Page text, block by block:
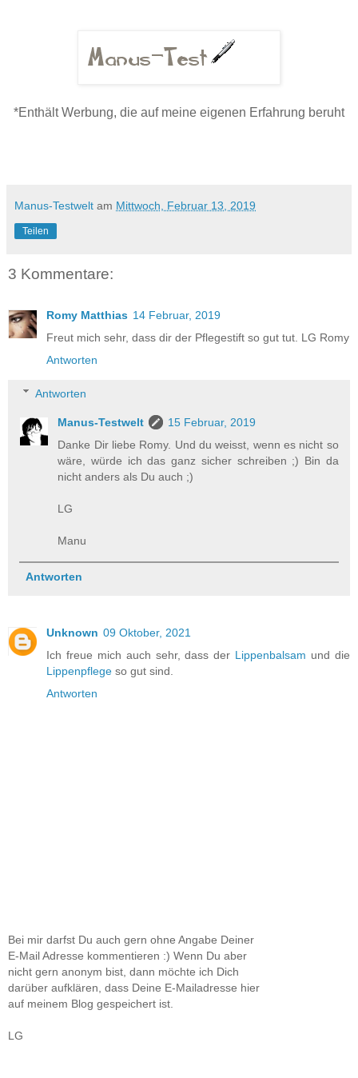
*Enthält Werbung, die auf meine eigenen Erfahrung beruht
Manus-Testwelt am Mittwoch, Februar 13, 2019
Teilen
3 Kommentare:
Romy Matthias 14 Februar, 2019
Freut mich sehr, dass dir der Pflegestift so gut tut. LG Romy
Antworten
Antworten
Manus-Testwelt
15 Februar, 2019
Danke Dir liebe Romy. Und du weisst, wenn es nicht so
wäre, würde ich das ganz sicher schreiben ;) Bin da
nicht anders als Du auch ;)
LG
Manu
Antworten
Unknown 09 Oktober, 2021
Ich freue mich auch sehr, dass der Lippenbalsam und die
Lippenpflege so gut sind.
Antworten
Bei mir darfst Du auch gern ohne Angabe Deiner
E-Mail Adresse kommentieren :) Wenn Du aber
nicht gern anonym bist, dann möchte ich Dich
darüber aufklären, dass Deine E-Mailadresse hier
auf meinem Blog gespeichert ist.
LG